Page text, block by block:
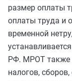
размер оплаты
оплаты труда и
временной
РФ. МРОТ также
налогов,